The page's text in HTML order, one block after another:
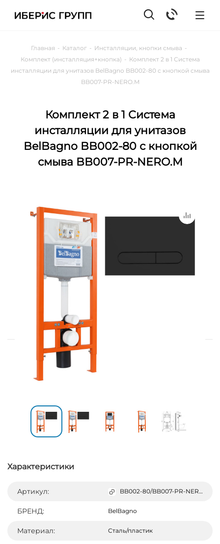
Главная - Каталог - Инсталляции, кнопки смыва -
Комплект (инсталляция+кнопка) - Комплект 2 в 1 Система
инсталляции для унитазов BelBagno BB002-80 с кнопкой смыва
BB007-PR-NERO.M
Комплект 2 в 1 Система
инсталляции для унитазов
BelBagno BB002-80 с кнопкой
смыва BB007-PR-NERO.M
Характеристики
Артикул: BB002-80/BB007-PR-NERO.M
БРЕНД: BelBagno
Материал: Сталь/пластик